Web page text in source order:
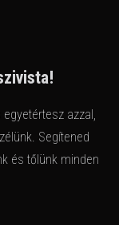
azzal,
Segítened
és tőlünk minden